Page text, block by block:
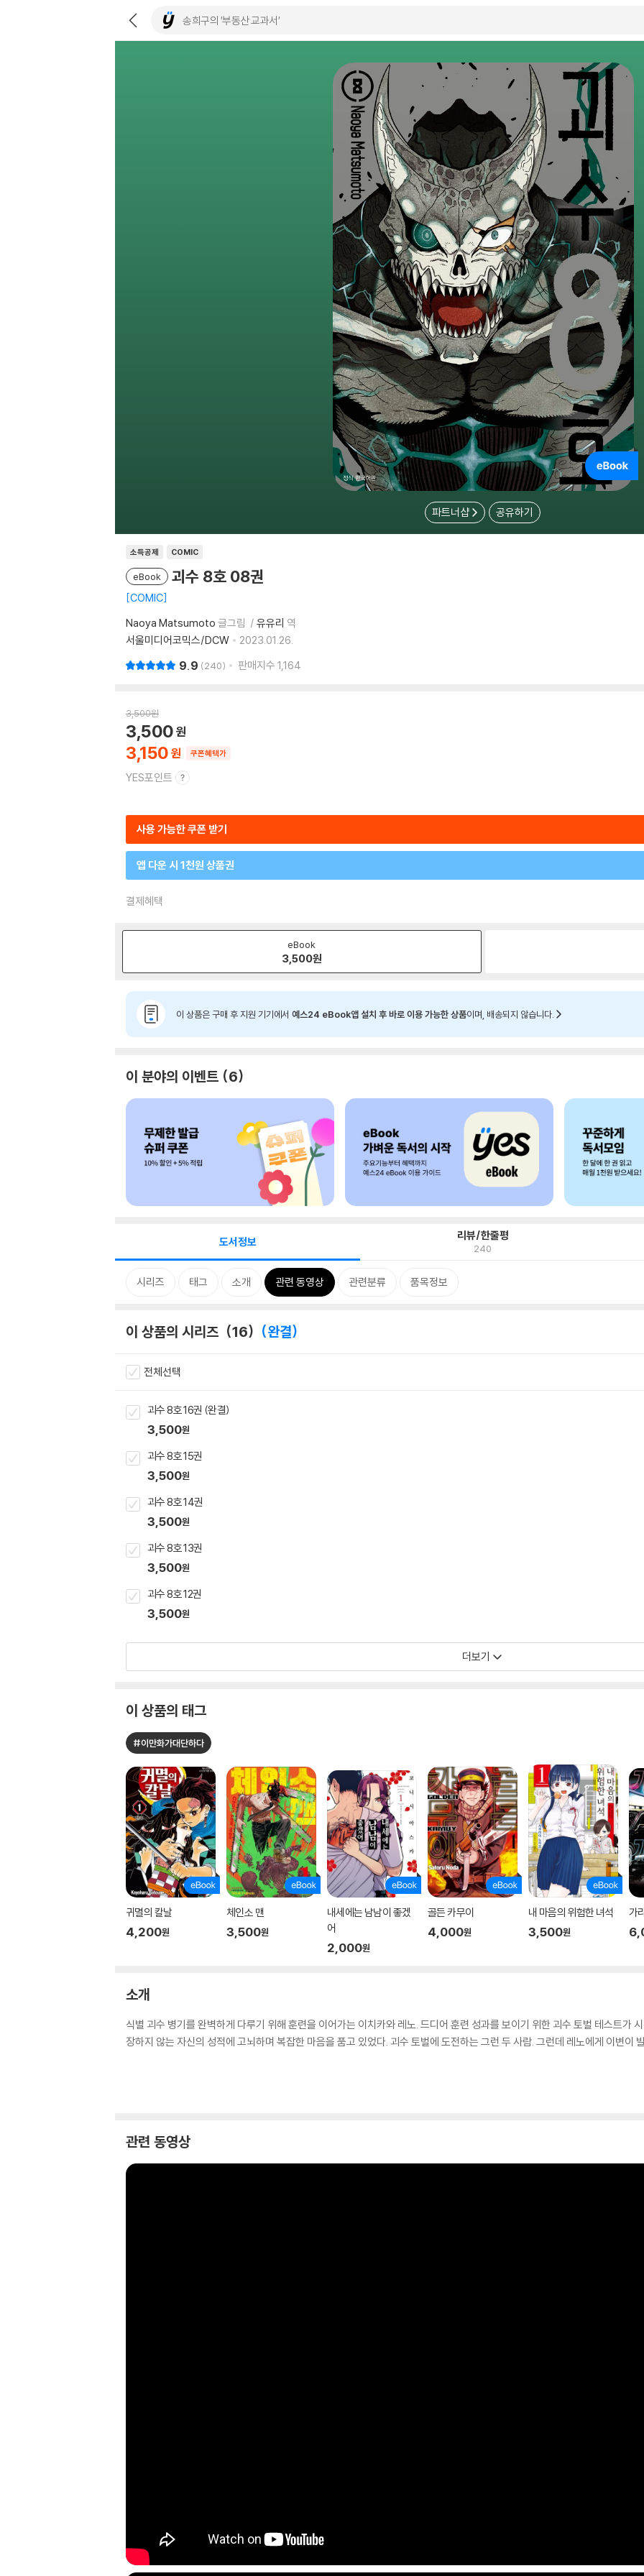
파트너샵 공유하기
소득공제 COMIC
eBook 괴수 8호 08권
COMIC
Naoya Matsumoto 글그림 유유리 역
서울미디어코믹스/DCW
2023.01.26.
9.9 240 판매지수 1,164
3,500원
3,150
3,500
쿠폰혜택가
YES포인트
사용 가능한 쿠폰 받기
앱 다운 시 1천원 상품권
결제혜택
eBook
3,500원
이 상품은 구매 후 지원 기기에서 예스24 eBook앱 설치 후 바로 이용 가능한 상품이며, 배송되지 않습니다.
이 분야의 이벤트 6
도서정보 리뷰/한줄평
240
시리즈 태그 소개 관련 동영상 관련분류 품목정보
이 상품의 시리즈 16 완결
전체선택
괴수 8호 16권 (완결)
3,500원
괴수 8호 15권
3,500원
괴수 8호 14권
3,500원
괴수 8호 13권
3,500원
괴수 8호 12권
3,500원
더보기
이 상품의 태그
#이만화가대단하다
귀멸의 칼날
4,200원
체인소 맨
3,500원
내세에는 남남이 좋겠
어
2,000원
골든 카무이
4,000원
내 마음의 위험한 녀석
3,500원
가
소개
식별 괴수 병기를 완벽하게 다루기 위해 훈련을 이어가는 이치카와 레노. 드디어 훈련 성과를 보이기 위한 괴수 토벌 테스트가
장하지 않는 자신의 성적에 고뇌하며 복잡한 마음을 품고 있었다. 괴수 토벌에 도전하는 그런 두 사람. 그런데 레노에게 이변
관련 동영상